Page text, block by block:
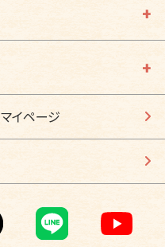
マイページ